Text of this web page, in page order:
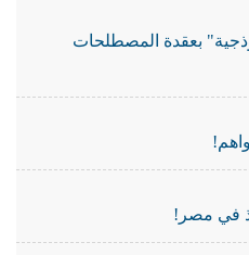
بعقدة المصطلحات
في مصر!